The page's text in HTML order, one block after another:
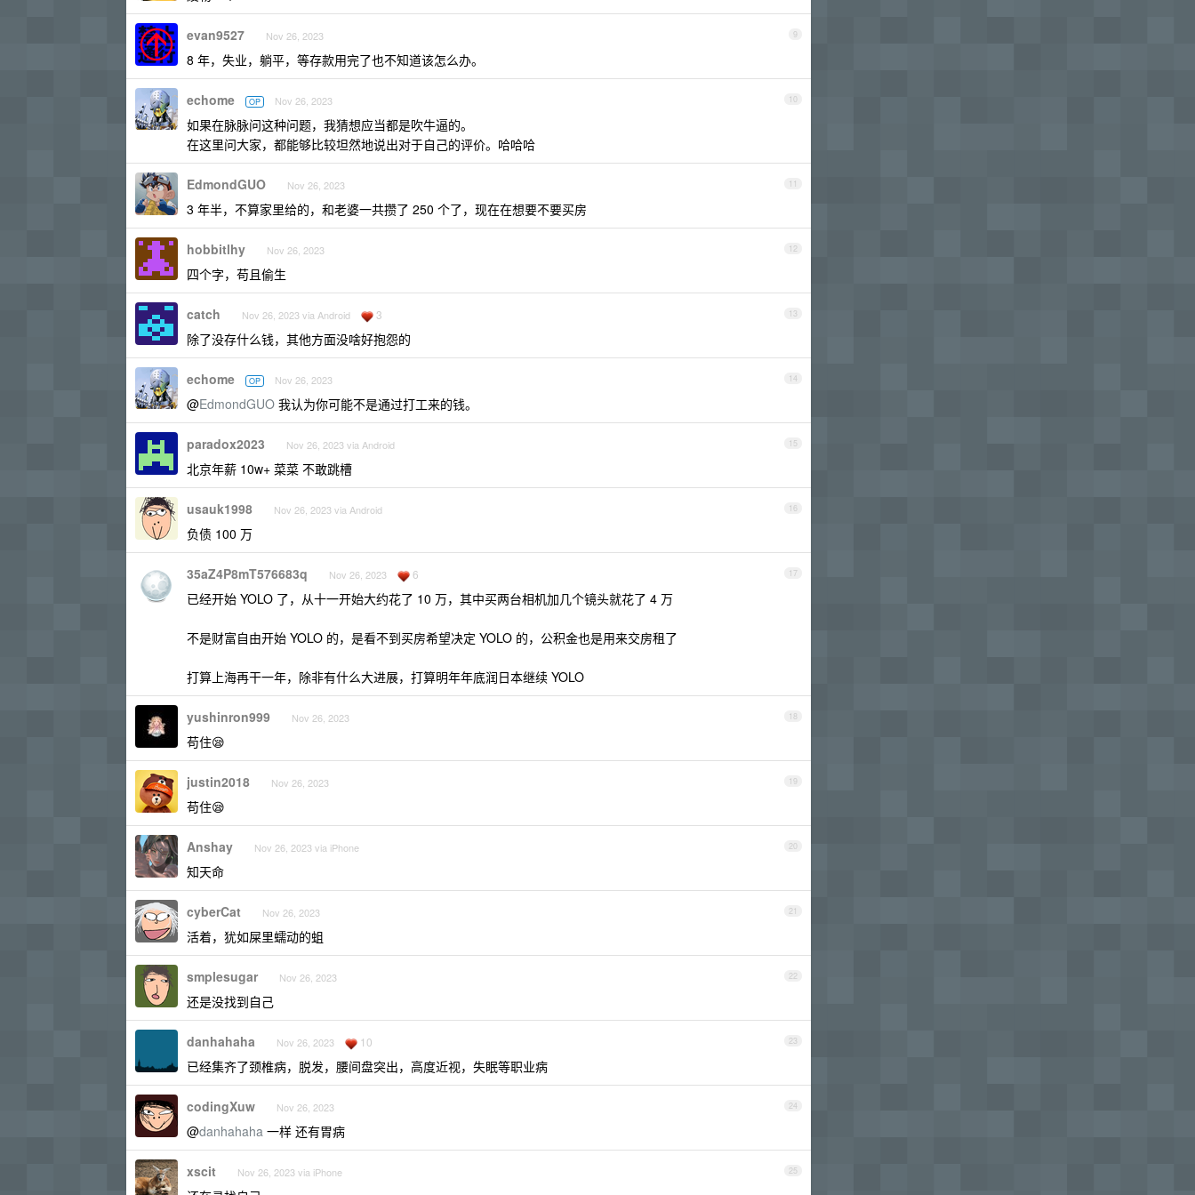
9
evan9527 Nov 26, 2023
8 年，失业，躺平，等存款用完了也不知道该怎么办。
10
echome OP Nov 26, 2023
如果在脉脉问这种问题，我猜想应当都是吹牛逼的。
在这里问大家，都能够比较坦然地说出对于自己的评价。哈哈哈
11
EdmondGUO Nov 26, 2023
3 年半，不算家里给的，和老婆一共攒了 250 个了，现在在想要不要买房
12
hobbitlhy Nov 26, 2023
四个字，苟且偷生
13
catch Nov 26, 2023 via Android 3
除了没存什么钱，其他方面没啥好抱怨的
14
echome OP Nov 26, 2023
@EdmondGUO 我认为你可能不是通过打工来的钱。
15
paradox2023 Nov 26, 2023 via Android
北京年薪 10w+ 菜菜 不敢跳槽
16
usauk1998 Nov 26, 2023 via Android
负债 100 万
17
35aZ4P8mT576683q Nov 26, 2023 6
已经开始 YOLO 了，从十一开始大约花了 10 万，其中买两台相机加几个镜头就花了 4 万
不是财富自由开始 YOLO 的，是看不到买房希望决定 YOLO 的，公积金也是用来交房租了
打算上海再干一年，除非有什么大进展，打算明年年底润日本继续 YOLO
18
yushinron999 Nov 26, 2023
苟住😪
19
justin2018 Nov 26, 2023
苟住😪
20
Anshay Nov 26, 2023 via iPhone
知天命
21
cyberCat Nov 26, 2023
活着，犹如屎里蠕动的蛆
22
smplesugar Nov 26, 2023
还是没找到自己
23
danhahaha Nov 26, 2023 10
已经集齐了颈椎病，脱发，腰间盘突出，高度近视，失眠等职业病
24
codingXuw Nov 26, 2023
@danhahaha 一样 还有胃病
25
xscit Nov 26, 2023 via iPhone